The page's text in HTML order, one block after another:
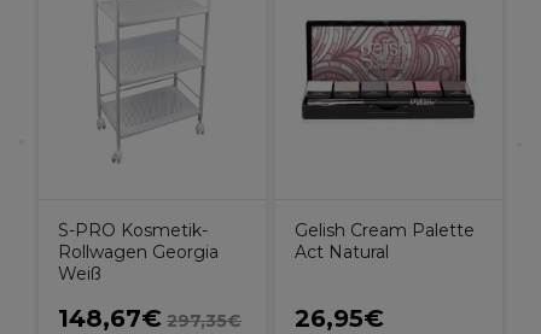
S-PRO Kosmetik-
Rollwagen Georgia
Weiß
148,67€ 297,35€
Gelish Cream Palette
Act Natural
26,95€